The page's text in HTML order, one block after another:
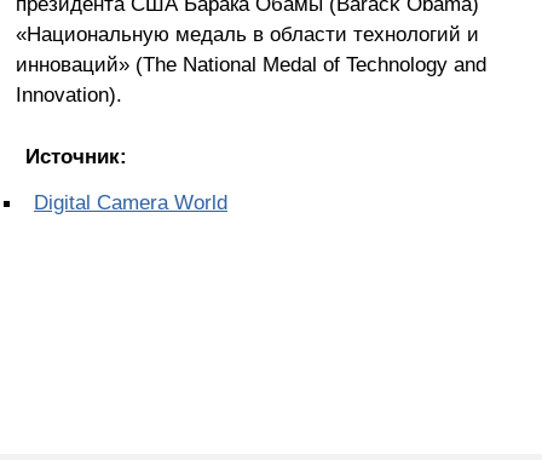
«Национальную медаль в области технологий и
инноваций» (The National Medal of Technology and
Innovation).
Источник:
Digital Camera World